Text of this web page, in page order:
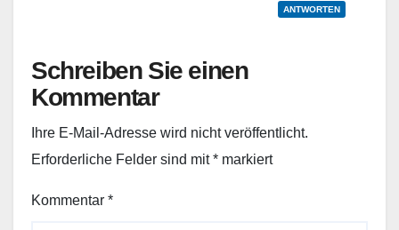
ANTWORTEN
Schreiben Sie einen
Kommentar
Ihre E-Mail-Adresse wird nicht veröffentlicht.
Erforderliche Felder sind mit* markiert
Kommentar *